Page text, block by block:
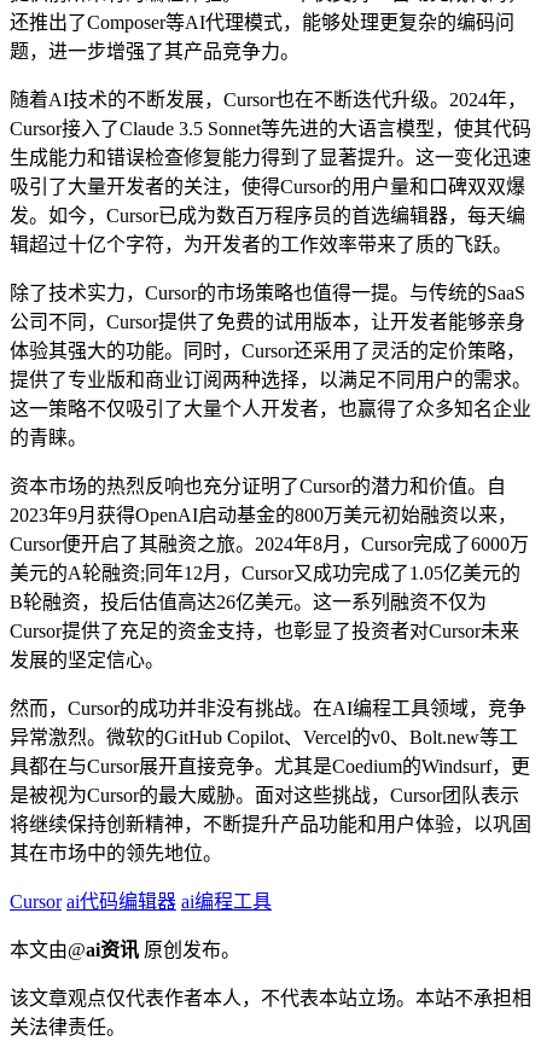
还推出了Composer等AI代理模式，能够处理更复杂的编码问
题，进一步增强了其产品竞争力。
随着AI技术的不断发展，Cursor也在不断迭代升级。2024年，
Cursor接入了Claude 3.5 Sonnet等先进的大语言模型，使其代码
生成能力和错误检查修复能力得到了显著提升。这一变化迅速
吸引了大量开发者的关注，使得Cursor的用户量和口碑双双爆
发。如今，Cursor已成为数百万程序员的首选编辑器，每天编
辑超过十亿个字符，为开发者的工作效率带来了质的飞跃。
除了技术实力，Cursor的市场策略也值得一提。与传统的SaaS
公司不同，Cursor提供了免费的试用版本，让开发者能够亲身
体验其强大的功能。同时，Cursor还采用了灵活的定价策略，
提供了专业版和商业订阅两种选择，以满足不同用户的需求。
这一策略不仅吸引了大量个人开发者，也赢得了众多知名企业
的青睐。
资本市场的热烈反响也充分证明了Cursor的潜力和价值。自
2023年9月获得OpenAI启动基金的800万美元初始融资以来，
Cursor便开启了其融资之旅。2024年8月，Cursor完成了6000万
美元的A轮融资;同年12月，Cursor又成功完成了1.05亿美元的
B轮融资，投后估值高达26亿美元。这一系列融资不仅为
Cursor提供了充足的资金支持，也彰显了投资者对Cursor未来
发展的坚定信心。
然而，Cursor的成功并非没有挑战。在AI编程工具领域，竞争
异常激烈。微软的GitHub Copilot、Vercel的v0、Bolt.new等工
具都在与Cursor展开直接竞争。尤其是Coedium的Windsurf，更
是被视为Cursor的最大威胁。面对这些挑战，Cursor团队表示
将继续保持创新精神，不断提升产品功能和用户体验，以巩固
其在市场中的领先地位。
Cursor ai代码编辑器 ai编程工具
本文由@ai资讯 原创发布。
该文章观点仅代表作者本人，不代表本站立场。本站不承担相
关法律责任。